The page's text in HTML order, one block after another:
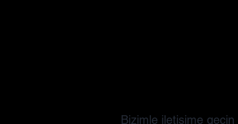
Bizimle iletişime geçin